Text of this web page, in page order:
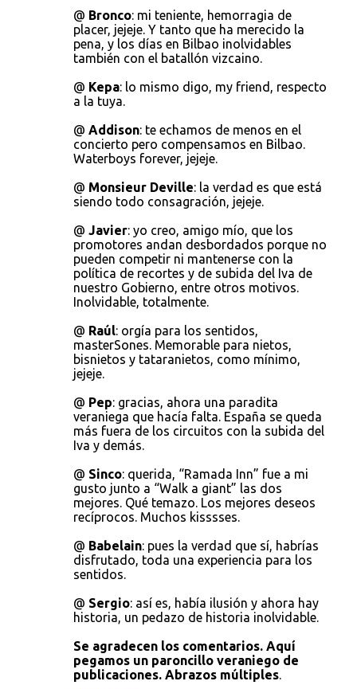
@ Bronco: mi teniente, hemorragia de
placer, jejeje. Y tanto que ha merecido la
pena, y los días en Bilbao inolvidables
también con el batallón vizcaino.
@ Kepa: lo mismo digo, my friend, respecto
a la tuya.
@ Addison: te echamos de menos en el
concierto pero compensamos en Bilbao.
Waterboys forever, jejeje.
@ Monsieur Deville: la verdad es que está
siendo todo consagración, jejeje.
@ Javier: yo creo, amigo mío, que los
promotores andan desbordados porque no
pueden competir ni mantenerse con la
política de recortes y de subida del Iva de
nuestro Gobierno, entre otros motivos.
Inolvidable, totalmente.
@ Raúl: orgía para los sentidos,
masterSones. Memorable para nietos,
bisnietos y tataranietos, como mínimo,
jejeje.
@ Pep: gracias, ahora una paradita
veraniega que hacía falta. España se queda
más fuera de los circuitos con la subida del
Iva y demás.
@ Sinco: querida, “Ramada Inn” fue a mi
gusto junto a “Walk a giant” las dos
mejores. Qué temazo. Los mejores deseos
recíprocos. Muchos kisssses.
@ Babelain: pues la verdad que sí, habrías
disfrutado, toda una experiencia para los
sentidos.
@ Sergio: así es, había ilusión y ahora hay
historia, un pedazo de historia inolvidable.
Se agradecen los comentarios. Aquí
pegamos un paroncillo veraniego de
publicaciones. Abrazos múltiples.